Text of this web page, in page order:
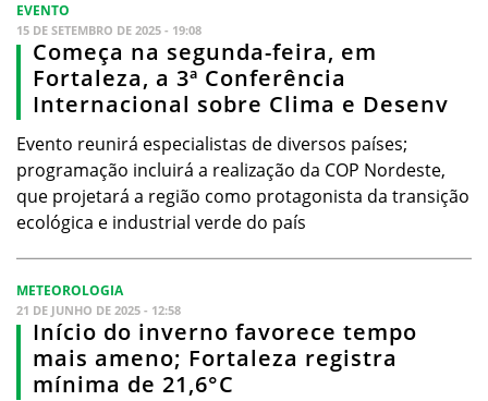
EVENTO
15 DE SETEMBRO DE 2025 - 19:08
Começa na segunda-feira, em
Fortaleza, a 3ª Conferência
Internacional sobre Clima e Desenv
Evento reunirá especialistas de diversos países;
programação incluirá a realização da COP Nordeste,
que projetará a região como protagonista da transição
ecológica e industrial verde do país
METEOROLOGIA
21 DE JUNHO DE 2025 - 12:58
Início do inverno favorece tempo
mais ameno; Fortaleza registra
mínima de 21,6°C